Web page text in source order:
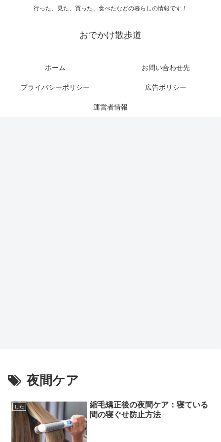
行った、見た、買った、食べたなどの暮らしの情報です！
おでかけ散歩道
ホーム お問い合わせ先
プライバシーポリシー 広告ポリシー
運営者情報
夜間ケア
した
縮毛矯正後の夜間ケア：寝ている
間の寝ぐせ防止方法